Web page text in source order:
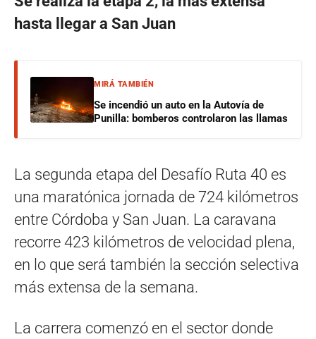
hasta llegar a San Juan
MIRÁ TAMBIÉN
Se incendió un auto en la Autovía de
Punilla: bomberos controlaron las llamas
La segunda etapa del Desafío Ruta 40 es
una maratónica jornada de 724 kilómetros
entre Córdoba y San Juan. La caravana
recorre 423 kilómetros de velocidad plena,
en lo que será también la sección selectiva
más extensa de la semana.
La carrera comenzó en el sector donde